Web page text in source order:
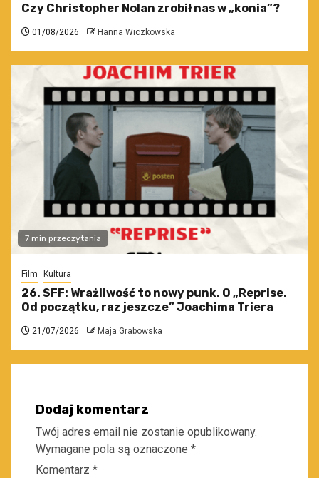
Czy Christopher Nolan zrobił nas w „konia”?
01/08/2026 Hanna Wiczkowska
7 min przeczytania
Film Kultura
26. SFF: Wrażliwość to nowy punk. O „Reprise.
Od początku, raz jeszcze” Joachima Triera
21/07/2026 Maja Grabowska
Dodaj komentarz
Twój adres email nie zostanie opublikowany.
Wymagane pola są oznaczone *
Komentarz *